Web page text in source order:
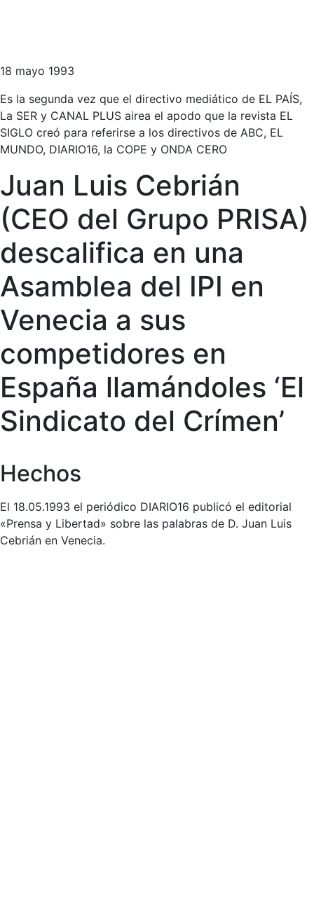
18 mayo 1993
Es la segunda vez que el directivo mediático de EL PAÍS,
La SER y CANAL PLUS airea el apodo que la revista EL
SIGLO creó para referirse a los directivos de ABC, EL
MUNDO, DIARIO16, la COPE y ONDA CERO
Juan Luis Cebrián
(CEO del Grupo PRISA)
descalifica en una
Asamblea del IPI en
Venecia a sus
competidores en
España llamándoles ‘El
Sindicato del Crímen’
Hechos
El 18.05.1993 el periódico DIARIO16 publicó el editorial
«Prensa y Libertad» sobre las palabras de D. Juan Luis
Cebrián en Venecia.